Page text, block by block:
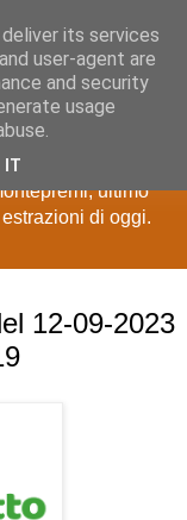
10 e lotto,
ultimo
di oggi.
12-09-2023
its services
user-agent are
and security
usage
IT